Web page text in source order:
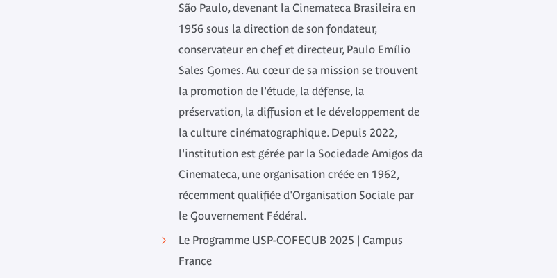
São Paulo, devenant la Cinemateca Brasileira en
1956 sous la direction de son fondateur,
conservateur en chef et directeur, Paulo Emílio
Sales Gomes. Au cœur de sa mission se trouvent
la promotion de l'étude, la défense, la
préservation, la diffusion et le développement de
la culture cinématographique. Depuis 2022,
l'institution est gérée par la Sociedade Amigos da
Cinemateca, une organisation créée en 1962,
récemment qualifiée d'Organisation Sociale par
le Gouvernement Fédéral.
Le Programme USP-COFECUB 2025 | Campus
France